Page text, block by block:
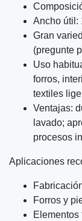
Ancho útil:
Gran
(pregunte
Uso
forros,
textiles
Ventajas:
lavado;
procesos
Aplicaciones
Forros y